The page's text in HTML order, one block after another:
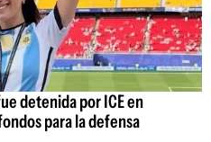
detenida por ICE en
para la defensa